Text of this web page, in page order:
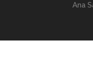
Ana